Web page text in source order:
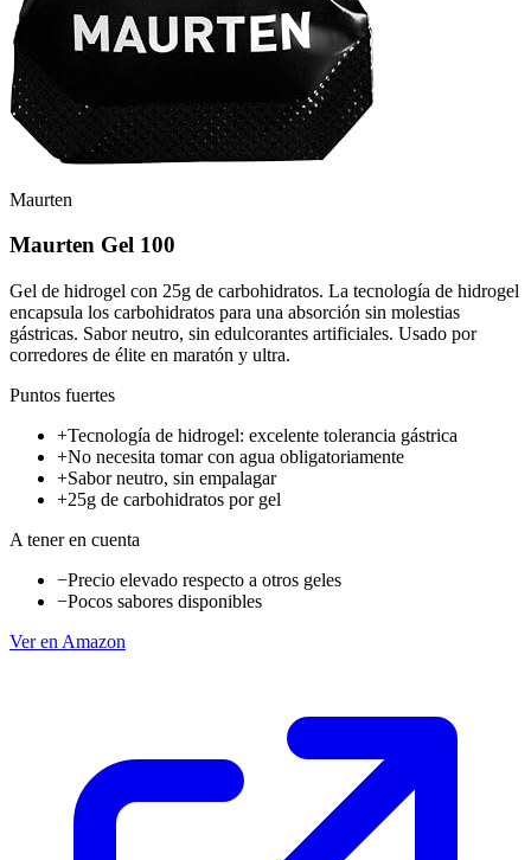
Maurten
Maurten Gel 100
Gel de hidrogel con 25g de carbohidratos. La tecnología de hidrogel
encapsula los carbohidratos para una absorción sin molestias
gástricas. Sabor neutro, sin edulcorantes artificiales. Usado por
corredores de élite en maratón y ultra.
Puntos fuertes
+Tecnología de hidrogel: excelente tolerancia gástrica
+No necesita tomar con agua obligatoriamente
+Sabor neutro, sin empalagar
+25g de carbohidratos por gel
A tener en cuenta
−Precio elevado respecto a otros geles
−Pocos sabores disponibles
Ver en Amazon